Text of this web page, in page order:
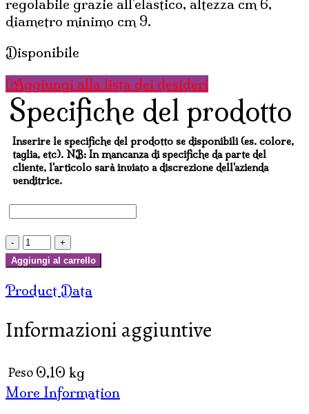
regolabile grazie all’elastico, altezza cm 6,
diametro minimo cm 9.
Disponibile
Aggiungi alla lista dei desideri
Specifiche del prodotto
Inserire le specifiche del prodotto se disponibili (es. colore,
taglia, etc). NB: In mancanza di specifiche da parte del
cliente, l'articolo sarà inviato a discrezione dell'azienda
venditrice.
BRACCIALETTI
IN
LARGHI
Aggiungi al carrello
Product Data
Informazioni aggiuntive
Peso 0,10 kg
More Information